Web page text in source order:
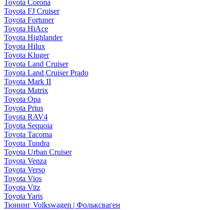
Toyota Corona
Toyota FJ Cruiser
Toyota Fortuner
Toyota HiAce
Toyota Highlander
Toyota Hilux
Toyota Kluger
Toyota Land Cruiser
Toyota Land Cruiser Prado
Toyota Mark II
Toyota Matrix
Toyota Opa
Toyota Prius
Toyota RAV4
Toyota Sequoia
Toyota Tacoma
Toyota Tundra
Toyota Urban Cruiser
Toyota Venza
Toyota Verso
Toyota Vios
Toyota Vitz
Toyota Yaris
Тюнинг Volkswagen | Фольксваген